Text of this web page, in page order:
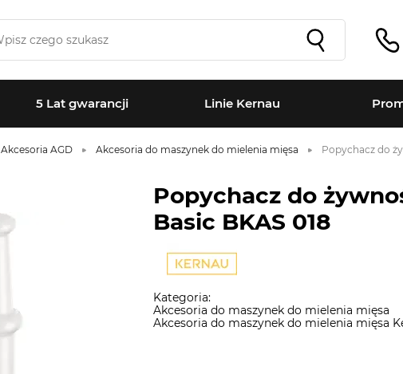
5 Lat gwarancji Linie Kernau
Akcesoria AGD Akcesoria do maszynek do mielenia mięsa Popychacz do
Popychacz do
Basic BKAS 018
Kategoria:
Akcesoria do maszynek do mielenia mięsa
Akcesoria do maszynek do mielenia mięsa